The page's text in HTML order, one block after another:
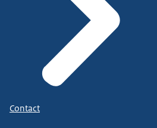
Contact